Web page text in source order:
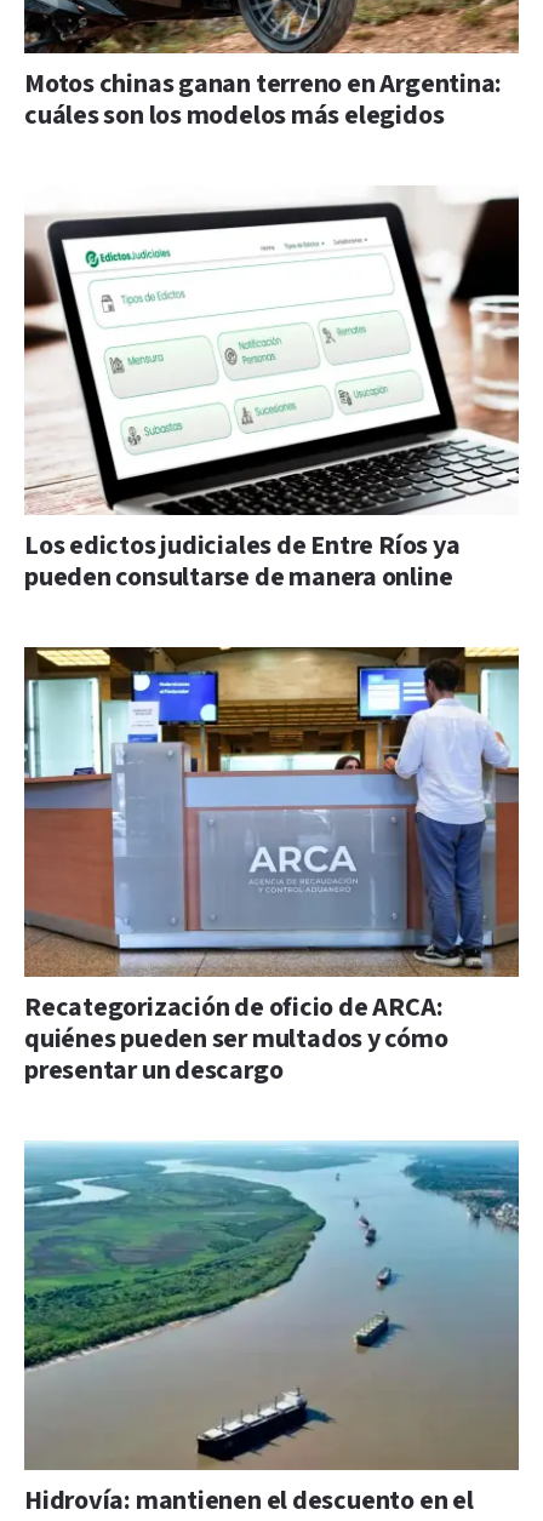
Motos chinas ganan terreno en Argentina:
cuáles son los modelos más elegidos
Los edictos judiciales de Entre Ríos ya
pueden consultarse de manera online
Recategorización de oficio de ARCA:
quiénes pueden ser multados y cómo
presentar un descargo
Hidrovía: mantienen el descuento en el